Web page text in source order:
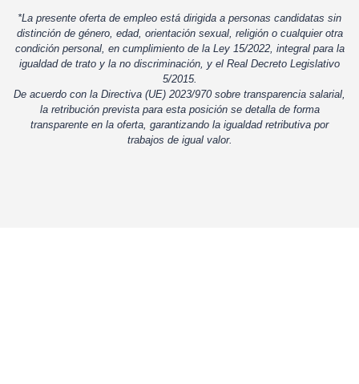
*La presente oferta de empleo está dirigida a personas candidatas sin
distinción de género, edad, orientación sexual, religión o cualquier otra
condición personal, en cumplimiento de la Ley 15/2022, integral para la
igualdad de trato y la no discriminación, y el Real Decreto Legislativo
5/2015.
De acuerdo con la Directiva (UE) 2023/970 sobre transparencia salarial,
la retribución prevista para esta posición se detalla de forma
transparente en la oferta, garantizando la igualdad retributiva por
trabajos de igual valor.